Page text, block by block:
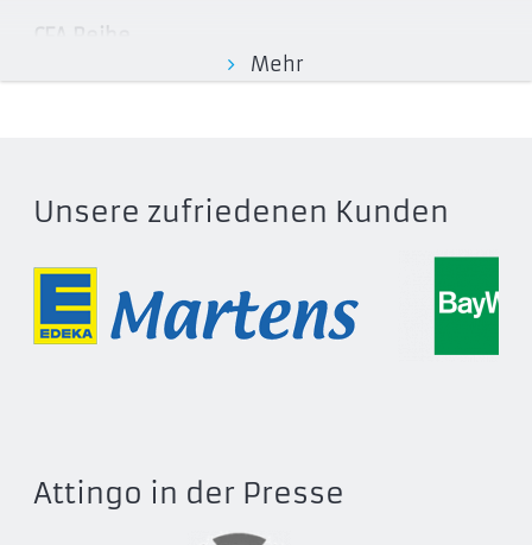
CFA Reihe
CFA2161A
CFA540A
CFA810A
CFA850A
CFL420A
Mehr
Unsere zufriedenen Kunden
Attingo in der Presse